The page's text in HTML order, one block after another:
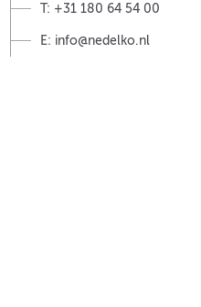
T: +31 180 64 54 00
E: info@nedelko.nl